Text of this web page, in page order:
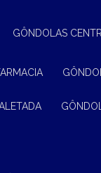
GÔNDOLAS